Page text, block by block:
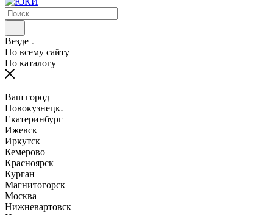
Везде
По всему сайту
По каталогу
Ваш город
Новокузнецк
Екатеринбург
Ижевск
Иркутск
Кемерово
Красноярск
Курган
Магнитогорск
Москва
Нижневартовск